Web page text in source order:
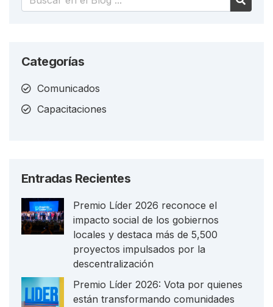
Categorías
Comunicados
Capacitaciones
Entradas Recientes
Premio Líder 2026 reconoce el
impacto social de los gobiernos
locales y destaca más de 5,500
proyectos impulsados por la
descentralización
Premio Líder 2026: Vota por quienes
están transformando comunidades